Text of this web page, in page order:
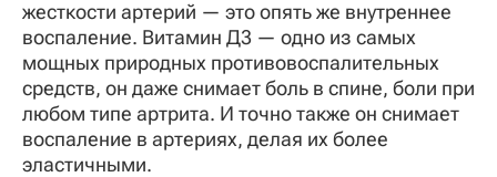
жесткости артерий — это опять же внутреннее
воспаление. Витамин Д3 — одно из самых
мощных природных противовоспалительных
средств, он даже снимает боль в спине, боли при
любом типе артрита. И точно также он снимает
воспаление в артериях, делая их более
эластичными.